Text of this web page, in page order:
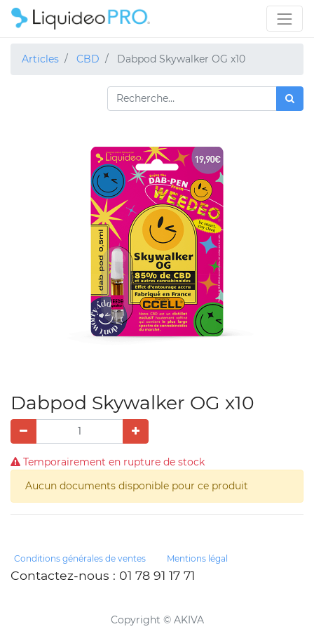
Articles CBD Dabpod Skywalker OG x10
Dabpod Skywalker OG x10
Temporairement en rupture de stock
Aucun documents disponible pour ce produit
Conditions générales de ventes Mentions légal
Contactez-nous : 01 78 91 17 71
Copyright © AKIVA